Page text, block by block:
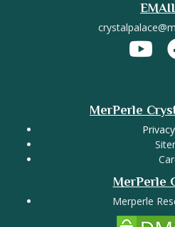
MerPerle
MerPerle
Merperle